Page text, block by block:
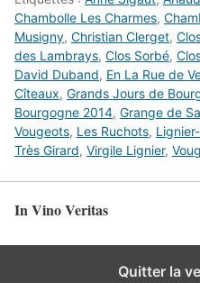
Chambolle Les Charmes,
Musigny, Christian Clerget,
des Lambrays, Clos Sorbé,
David Duband, En La Rue de
Cîteaux, Grands Jours de
Bourgogne 2014, Grange de
Vougeots, Les Ruchots,
Très Girard, Virgile Lignier,
In Vino Veritas
Quitter la